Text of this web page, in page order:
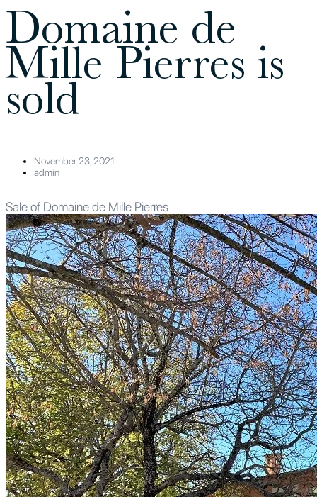
Domaine de
Mille Pierres is
sold
November 23, 2021
admin
Sale of Domaine de Mille Pierres